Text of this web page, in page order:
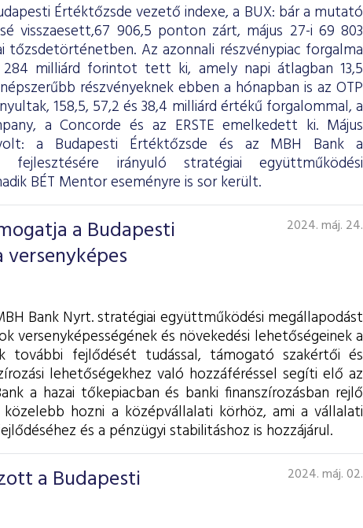
Értéktőzsde vezető indexe, a BUX: bár a mutató
visszaesett,67 906,5 ponton zárt, május 27-i 69 803
Az azonnali részvénypiac forgalma
milliárd forintot tett ki, amely napi átlagban 13,5
részvényeknek ebben a hónapban is az OTP
158,5, 57,2 és 38,4 milliárd értékű forgalommal, a
a Concorde és az ERSTE emelkedett ki. Május
a Budapesti Értéktőzsde és az MBH Bank a
fejlesztésére irányuló stratégiai együttműködési
BÉT Mentor eseményre is sor került.
a Budapesti
versenyképes
2024. máj. 24.
Bank Nyrt. stratégiai együttműködési megállapodást
versenyképességének és növekedési lehetőségeinek a
további fejlődését tudással, támogató szakértői és
lehetőségekhez való hozzáféréssel segíti elő az
a hazai tőkepiacban és banki finanszírozásban rejlő
hozni a középvállalati körhöz, ami a vállalati
és a pénzügyi stabilitáshoz is hozzájárul.
a Budapesti
2024. máj. 02.